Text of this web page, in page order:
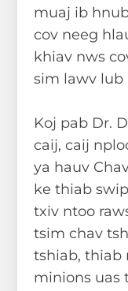
muaj ib
cov neeg
khiav nws
sim lawv lub
Koj pab Dr.
caij, caij
ya hauv
ke thiab
txiv ntoo
tsim chav
tshiab, thiab
minions uas